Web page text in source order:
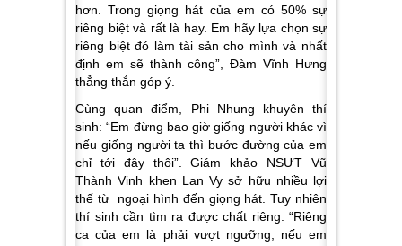
hơn. Trong giọng hát của em có 50% sự
riêng biệt và rất là hay. Em hãy lựa chọn sự
riêng biệt đó làm tài sản cho mình và nhất
định em sẽ thành công”, Đàm Vĩnh Hưng
thẳng thắn góp ý.
Cùng quan điểm, Phi Nhung khuyên thí
sinh: “Em đừng bao giờ giống người khác vì
nếu giống người ta thì bước đường của em
chỉ tới đây thôi”.Giám khảo NSƯT Vũ
Thành Vinh khen Lan Vy sở hữu nhiều lợi
thế từ ngoại hình đến giọng hát. Tuy nhiên
thí sinh cần tìm ra được chất riêng. “Riêng
ca của em là phải vượt ngưỡng, nếu em